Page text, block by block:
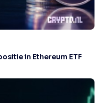
in Ethereum ETF